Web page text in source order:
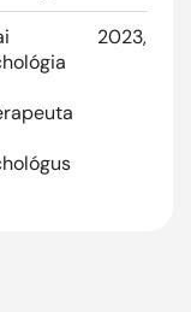
2023, Eük